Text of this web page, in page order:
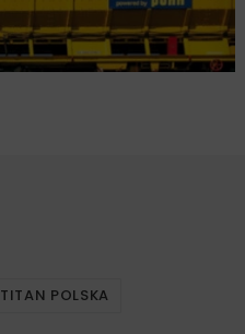
TITAN POLSKA